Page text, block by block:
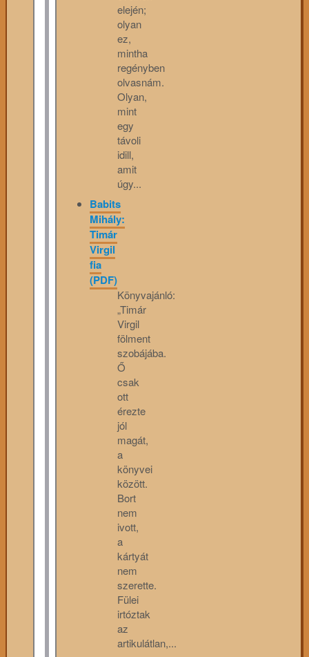
elején;
olyan
ez,
mintha
regényben
olvasnám.
Olyan,
mint
egy
távoli
idill,
amit
úgy...
Babits
Mihály:
Timár
Virgil
fia
(PDF)
Könyvajánló:
„Timár
Virgil
fölment
szobájába.
Ő
csak
ott
érezte
jól
magát,
a
könyvei
között.
Bort
nem
ivott,
a
kártyát
nem
szerette.
Fülei
irtóztak
az
artikulátlan,...